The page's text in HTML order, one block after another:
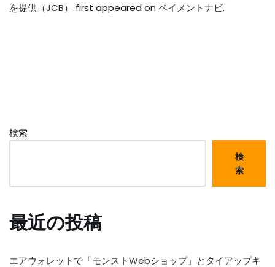
を提供（JCB）
first appeared on ペイメントナビ.
検索
検
索
最近の投稿
エアウォレットで「モンストWebショップ」とタイアップキ